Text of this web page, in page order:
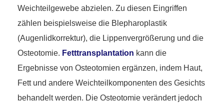
Weichteilgewebe abzielen. Zu diesen Eingriffen
zählen beispielsweise die Blepharoplastik
(Augenlidkorrektur), die Lippenvergrößerung und die
Osteotomie. Fetttransplantation kann die
Ergebnisse von Osteotomien ergänzen, indem Haut,
Fett und andere Weichteilkomponenten des Gesichts
behandelt werden. Die Osteotomie verändert jedoch